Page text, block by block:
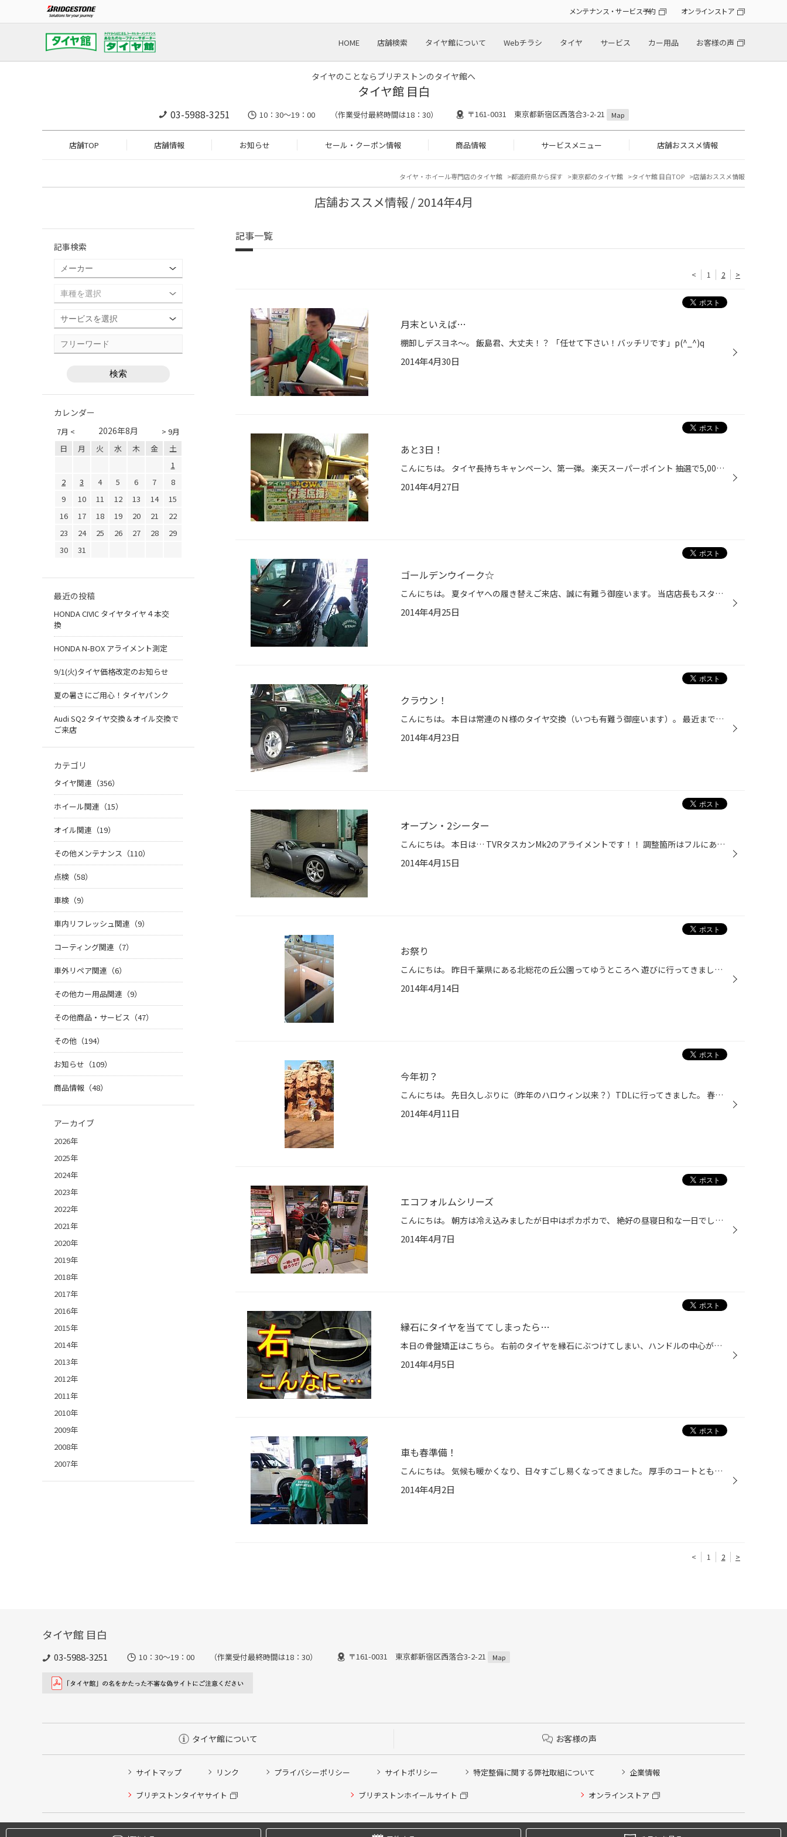
メンテナンス・サービス予約 オンラインストア
HOME 店舗検索 タイヤ館について Webチラシ タイヤ サービス カー用品 お客様の声
タイヤのことならブリヂストンのタイヤ館へ
タイヤ館 目白
03-5988-3251 10：30～19：00 （作業受付最終時間は18：30） 〒161-0031 東京都新宿区西落合3-2-21 Map
店舗TOP 店舗情報 お知らせ セール・クーポン情報 商品情報 サービスメニュー 店舗おススメ情報
タイヤ・ホイール専門店のタイヤ館 都道府県から探す 東京都のタイヤ館 タイヤ館 目白TOP 店舗おススメ情報
店舗おススメ情報 / 2014年4月
記事一覧
< 1 2 >
月末といえば…
棚卸しデスヨネ～。 飯島君、大丈夫！？ 「任せて下さい！バッチリです」p(^_^)q
2014年4月30日
あと3日！
こんにちは。 タイヤ長持ちキャンペーン、第一弾。 楽天スーパーポイント 抽選で5,000名様に1,000ポイントプレゼントが 4月30日マデです(((o(*ﾟ▽ﾟ*)o))) 無料タイヤ安全点検とアンケートでシリアルＮＯゲット！！ そして、新宿区、豊島区、中野区、文京区、千代田区にお住まいの ロペ ファンの皆様...
2014年4月27日
ゴールデンウイーク☆
こんにちは。 夏タイヤへの履き替えご来店、誠に有難う御座います。 当店店長もスタッドレスとオサラバし、夏タイヤへ！ （もちろんレグノです） もうすぐゴールデンウイーク(^^)v カレンダー通りでも「４連休！！」 しかし、タイヤ館は全部営業します 皆さんのお出掛けを微力ながらサポート、その...
2014年4月25日
クラウン！
こんにちは。 本日は常連のＮ様のタイヤ交換（いつも有難う御座います）。 最近まで３０系プリウスだったのですが、なんとクラウンに代替え！ しかもマイルドハイブリッドなクラウンです。 まずは、タイヤをレグノに交換！ すかさずアライメント！！ いつも写真を撮り忘れるのでＮ様が撮影していて...
2014年4月23日
オープン・2シーター
こんにちは。 本日は… TVRタスカンMk2のアライメントです！！ 調整箇所はフルにあり、やり応えバッチリな車です。 が、今回はほとんど狂ってなかったので微調整でした(^^) （あおき）
2014年4月15日
お祭り
こんにちは。 昨日千葉県にある北総花の丘公園ってゆうところへ 遊びに行ってきました。 ちょうどイベント（春まつり）が開催されており 子供を遊ばせるには良いかな～と。 そこに段ボール迷路なるものがあり、もう大喜び！ 何回も繰り返し迷路ってました。 他に竹水鉄砲や輪投げ、竹馬等々一日かけ...
2014年4月14日
今年初？
こんにちは。 先日久しぶりに（昨年のハロウィン以来？）TDLに行ってきました。 春休みも終わったし空いてるんじゃないかなぁ～。 なんて、期待しつつ(^^;; ゆっくり行ったので（途中アクシデントが…） さすがに立体駐車場は無理でしたが、 比較的近場の駐車場へ。これはもしや！ やはり来場者少な...
2014年4月11日
エコフォルムシリーズ
こんにちは。 朝方は冷え込みましたが日中はポカポカで、 絶好の昼寝日和な一日でしたね(^^) 本日は新商品入荷！ 久々！？のホイールです。 ブリヂストンのエコフォルムシリーズで その名も【ＣＲＳ１３１】デス。 １０本スポークに見えますが、スポークサイド部分のラインが 立体的に見えて(*^^)v ...
2014年4月7日
縁石にタイヤを当ててしまったら…
本日の骨盤矯正はこちら。 右前のタイヤを縁石にぶつけてしまい、ハンドルの中心がずれて 「運転していて気持ちが悪い」とのことでアライメント調整にご来店。 さっそく作業を開始すると、『タイロッド』と呼ばれる、 アライメント調整に必要不可欠な部品が曲がっているではありませんか！！ この状...
2014年4月5日
車も春準備！
こんにちは。 気候も暖かくなり、日々すごし易くなってきました。 厚手のコートともそろそろオサラバでしょうか？ 車もそろそろ冬タイヤ（スタッドレス）から 夏タイヤへの時期が・・・ そんな履き替えの時にオススメなのが アライメント（骨盤矯正）です。 何故か！？といいますと、今年の大雪の日...
2014年4月2日
< 1 2 >
記事検索
カレンダー
7月 < > 9月
2026年8月
日 月 火 水 木 金
土
1
2
3 4 5 6 7
8
9
10 11 12 13 14
15
16
17 18 19 20 21
22
23
24 25 26 27 28
29
30
31
最近の投稿
HONDA CIVIC タイヤタイヤ４本交
換
HONDA N-BOX アライメント測定
9/1(火)タイヤ価格改定のお知らせ
夏の暑さにご用心！タイヤパンク
Audi SQ2 タイヤ交換＆オイル交換で
ご来店
カテゴリ
タイヤ関連（356）
ホイール関連（15）
オイル関連（19）
その他メンテナンス（110）
点検（58）
車検（9）
車内リフレッシュ関連（9）
コーティング関連（7）
車外リペア関連（6）
その他カー用品関連（9）
その他商品・サービス（47）
その他（194）
お知らせ（109）
商品情報（48）
アーカイブ
2026年
2025年
2024年
2023年
2022年
2021年
2020年
2019年
2018年
2017年
2016年
2015年
2014年
2013年
2012年
2011年
2010年
2009年
2008年
2007年
タイヤ館 目白
03-5988-3251 10：30～19：00 （作業受付最終時間は18：30） 〒161-0031 東京都新宿区西落合3-2-21 Map
タイヤ館について お客様の声
サイトマップ リンク プライバシーポリシー サイトポリシー 特定整備に関する弊社取組について 企業情報
ブリヂストンタイヤサイト ブリヂストンホイールサイト オンラインストア
Copyright © 2024 Bridgestone Retail Co.,Ltd. All rights Reserved.
タイヤ点検・安全点検/タイヤ履き替え/オイル交換/その他ピット作業の予約
クローク契約会員専用タイヤ履き替え※タイヤ履き替えを希望のクローク契約会員の方はこちらを選択ください
本日のタイヤ履き替え順番待ち予約 ※クローク契約会員の方はご利用いただけません